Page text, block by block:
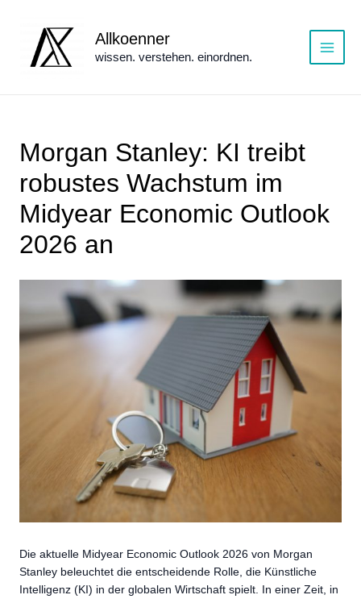
springen
Allkoenner
wissen. verstehen. einordnen.
Main
Morgan Stanley: KI treibt
robustes Wachstum im
Midyear Economic Outlook
2026 an
Die aktuelle Midyear Economic Outlook 2026 von Morgan
Stanley beleuchtet die entscheidende Rolle, die Künstliche
Intelligenz (KI) in der globalen Wirtschaft spielt. In einer Zeit, in